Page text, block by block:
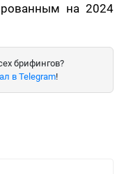
на 2024
брифингов?
в Telegram!